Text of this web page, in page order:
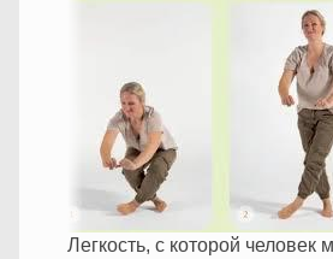
Легкость, с которой человек